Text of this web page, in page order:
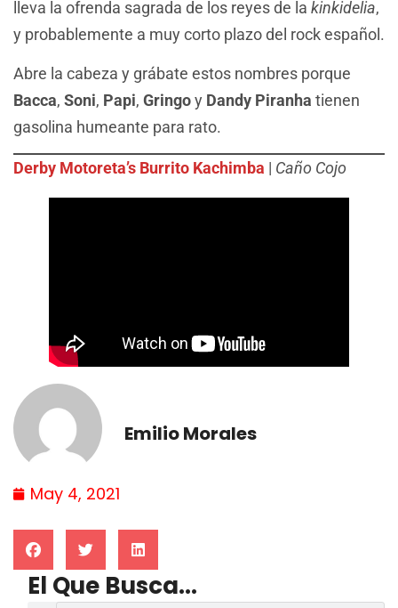
lleva la ofrenda sagrada de los reyes de la kinkidelia,
y probablemente a muy corto plazo del rock español.
Abre la cabeza y grábate estos nombres porque
Bacca, Soni, Papi, Gringoy Dandy Piranha tienen
gasolina humeante para rato.
Derby Motoreta’s Burrito Kachimba | Caño Cojo
Emilio Morales
May 4, 2021
El Que Busca...